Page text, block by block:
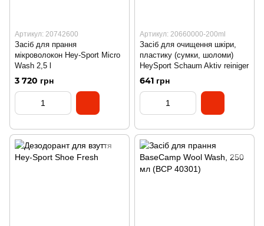
Артикул: 20742600
Засіб для прання
мікроволокон Hey-Sport Micro
Wash 2,5 l
3 720 грн
Артикул: 20660000-200ml
Засіб для очищення шкіри,
пластику (сумки, шоломи)
HeySport Schaum Aktiv reiniger
641 грн